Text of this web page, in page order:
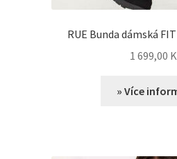
RUE Bunda dámská
1 699,00
» Více